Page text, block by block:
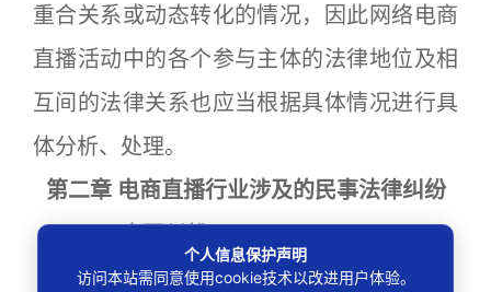
重合关系或动态转化的情况，因此网络电商
直播活动中的各个参与主体的法律地位及相
互间的法律关系也应当根据具体情况进行具
体分析、处理。
第二章 电商直播行业涉及的民事法律纠纷
一、合同纠纷
1.电商主播与MCN 机构之间的纠纷
个人信息保护声明
访问本站需同意使用cookie技术以改进用户体验。